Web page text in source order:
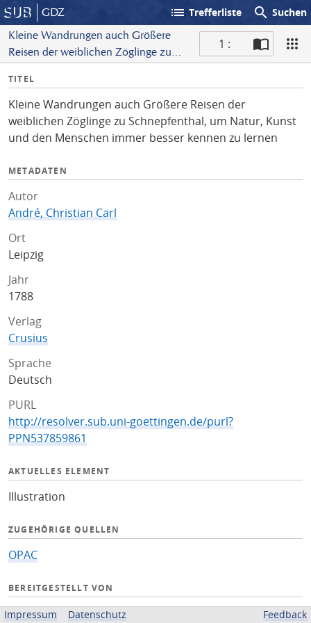
GDZ list Trefferliste search Suchen
Kleine Wandrungen auch Größere
Reisen der weiblichen Zöglinge zu
den Menschen immer besser kennen
zu lernen
1 :
I
f
o
TITEL
Kleine Wandrungen auch Größere Reisen der
weiblichen Zöglinge zu Schnepfenthal, um Natur, Kunst
und den Menschen immer besser kennen zu lernen
METADATEN
Autor
André, Christian Carl
Ort
Leipzig
Jahr
1788
Verlag
Crusius
Sprache
Deutsch
PURL
http://resolver.sub.uni-goettingen.de/purl?
PPN537859861
AKTUELLES ELEMENT
Illustration
ZUGEHÖRIGE QUELLEN
OPAC
BEREITGESTELLT VON
Niedersächsische Staats- und Universitätsbibliothek
Impressum Datenschutz Feedback